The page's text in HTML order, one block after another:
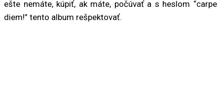
ešte nemáte, kúpiť, ak máte, počúvať a s heslom “carpe
diem!” tento album rešpektovať.